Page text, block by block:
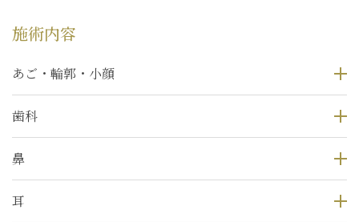
施術内容
あご・輪郭・小顔
歯科
鼻
耳